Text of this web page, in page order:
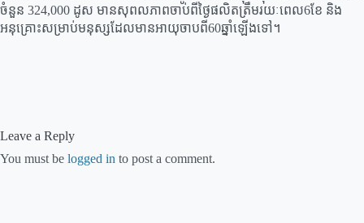
ចំនួន 324,000 ដូស មានសុពលភាពចាប់ពីថ្ងៃផលិតត្រឹមរយៈពេល6ខែ និង
អនុគ្រោះសម្រាប់មនុស្សដែលមានអាយុចាបពី60ឆ្នាំឡើងទៅ។
Leave a Reply
You must be logged in to post a comment.